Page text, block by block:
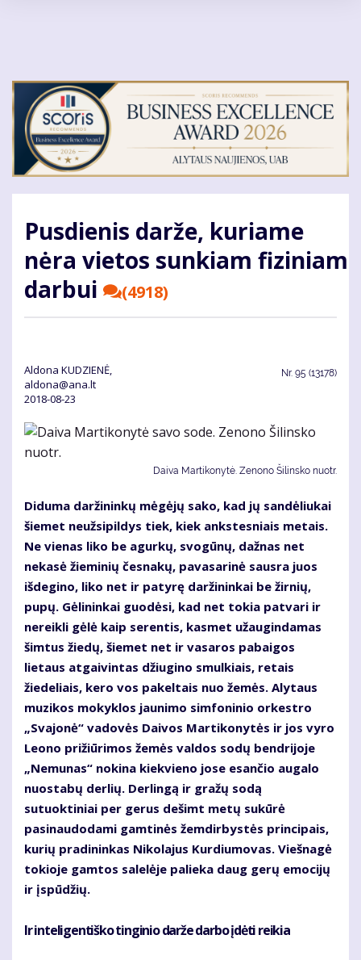
Pusdienis darže, kuriame
nėra vietos sunkiam fiziniam
darbui
(4918)
Aldona KUDZIENĖ,
aldona@ana.lt
2018-08-23
Nr. 95 (13178)
Daiva Martikonytė. Zenono Šilinsko nuotr.
Diduma daržininkų mėgėjų sako, kad jų sandėliukai
šiemet neužsipildys tiek, kiek ankstesniais metais.
Ne vienas liko be agurkų, svogūnų, dažnas net
nekasė žieminių česnakų, pavasarinė sausra juos
išdegino, liko net ir patyrę daržininkai be žirnių,
pupų. Gėlininkai guodėsi, kad net tokia patvari ir
nereikli gėlė kaip serentis, kasmet užaugindamas
šimtus žiedų, šiemet net ir vasaros pabaigos
lietaus atgaivintas džiugino smulkiais, retais
žiedeliais, kero vos pakeltais nuo žemės. Alytaus
muzikos mokyklos jaunimo simfoninio orkestro
„Svajonė“ vadovės Daivos Martikonytės ir jos vyro
Leono prižiūrimos žemės valdos sodų bendrijoje
„Nemunas“ nokina kiekvieno jose esančio augalo
nuostabų derlių. Derlingą ir gražų sodą
sutuoktiniai per gerus dešimt metų sukūrė
pasinaudodami gamtinės žemdirbystės principais,
kurių pradininkas Nikolajus Kurdiumovas. Viešnagė
tokioje gamtos salelėje palieka daug gerų emocijų
ir įspūdžių.
Ir inteligentiško tinginio darže darbo įdėti reikia